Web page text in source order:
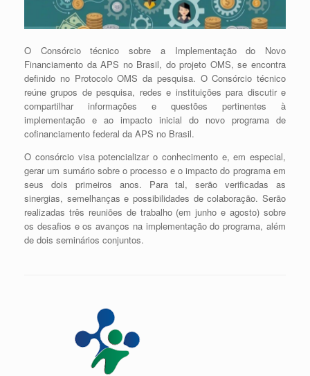
O Consórcio técnico sobre a Implementação do Novo
Financiamento da APS no Brasil, do projeto OMS, se encontra
definido no Protocolo OMS da pesquisa. O Consórcio técnico
reúne grupos de pesquisa, redes e instituições para discutir e
compartilhar informações e questões pertinentes à
implementação e ao impacto inicial do novo programa de
cofinanciamento federal da APS no Brasil.
O consórcio visa potencializar o conhecimento e, em especial,
gerar um sumário sobre o processo e o impacto do programa em
seus dois primeiros anos. Para tal, serão verificadas as
sinergias, semelhanças e possibilidades de colaboração. Serão
realizadas três reuniões de trabalho (em junho e agosto) sobre
os desafios e os avanços na implementação do programa, além
de dois seminários conjuntos.